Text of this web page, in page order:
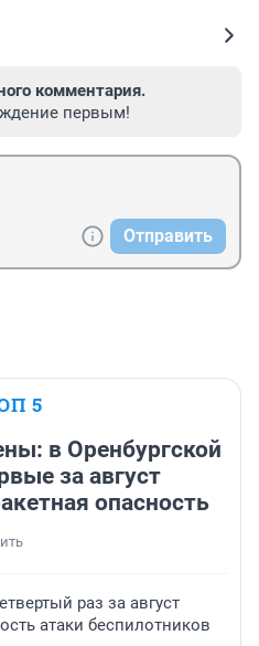
комментария.
первым!
Отправить
5
в Оренбургской
за август
опасность
раз за август
атаки беспилотников